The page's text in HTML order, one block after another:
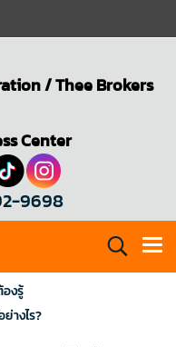
/Thee Brokers
Center
9698
องรู้
างไร?